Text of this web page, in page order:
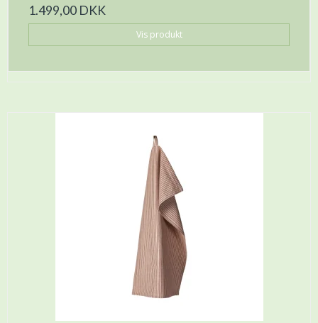
1.499,00 DKK
Vis produkt